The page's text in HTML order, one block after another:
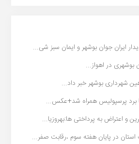
ایران جوان بوشهر و ایمان سبز شی...
بوشهری در اهواز...
شهرداری بوشهر خبر داد...
برد پرسپولیس همراه شد+عکس...
و اعتراض به پرداختی ها:بهروزیا...
در پایان هفته سوم ،رقابت صفر...